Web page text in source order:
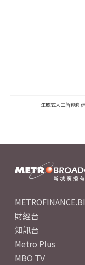
生成式人工智能創
財經台
知訊台
Metro Plus
MBO TV